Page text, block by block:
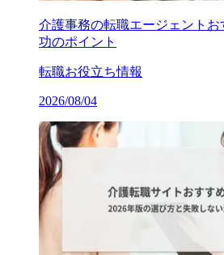
介護事務の転職エージェント
功のポイント
転職お役立ち情報
2026/08/04